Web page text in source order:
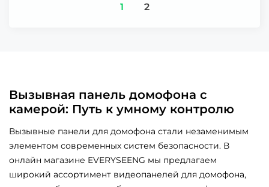
1 2
Вызывная панель домофона с
камерой: Путь к умному контролю
Вызывные панели для домофона стали незаменимым
элементом современных систем безопасности. В
онлайн магазине EVERYSEENG мы предлагаем
широкий ассортимент видеопанелей для домофона,